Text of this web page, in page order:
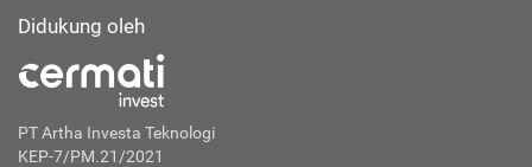
Didukung oleh
PT Artha Investa Teknologi
KEP-7/PM.21/2021